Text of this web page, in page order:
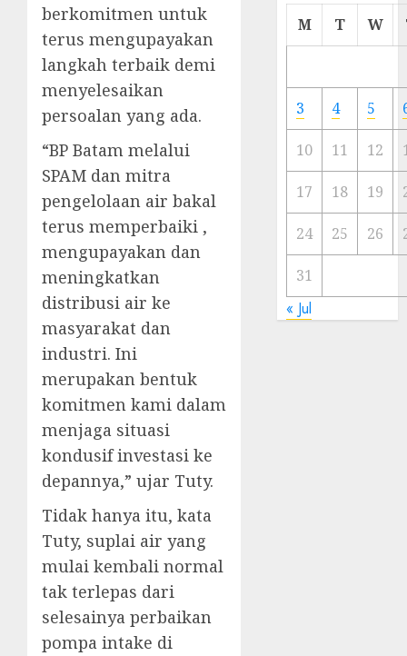
berkomitmen untuk
terus mengupayakan
langkah terbaik demi
menyelesaikan
persoalan yang ada.
“BP Batam melalui
SPAM dan mitra
pengelolaan air bakal
terus memperbaiki ,
mengupayakan dan
meningkatkan
distribusi air ke
masyarakat dan
industri. Ini
merupakan bentuk
komitmen kami dalam
menjaga situasi
kondusif investasi ke
depannya,” ujar Tuty.
Tidak hanya itu, kata
Tuty, suplai air yang
mulai kembali normal
tak terlepas dari
selesainya perbaikan
pompa intake di
Cermin
Ibu
Kota
23/11/
M T W
3 4 5
10 11 12
17 18 19
24 25 26
31
« Jul